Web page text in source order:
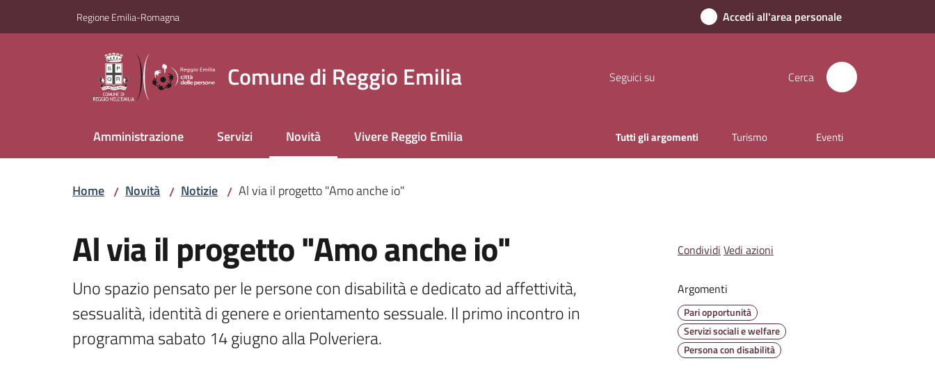
Regione Emilia-Romagna Accedi all'area personale
Comune di Reggio Emilia Seguici su Cerca
Amministrazione Servizi Novità
Menu selezionatoVivere Reggio Emilia Tutti gli argomenti Turismo Eventi
Home / Novità / Notizie / Al via il progetto "Amo anche io"
Al via il progetto "Amo anche io"
Uno spazio pensato per le persone con disabilità e dedicato ad affettività,
sessualità, identità di genere e orientamento sessuale. Il primo incontro in
programma sabato 14 giugno alla Polveriera.
Condividi Vedi azioni
Argomenti
Pari opportunità
Servizi sociali e welfare
Persona con disabilità